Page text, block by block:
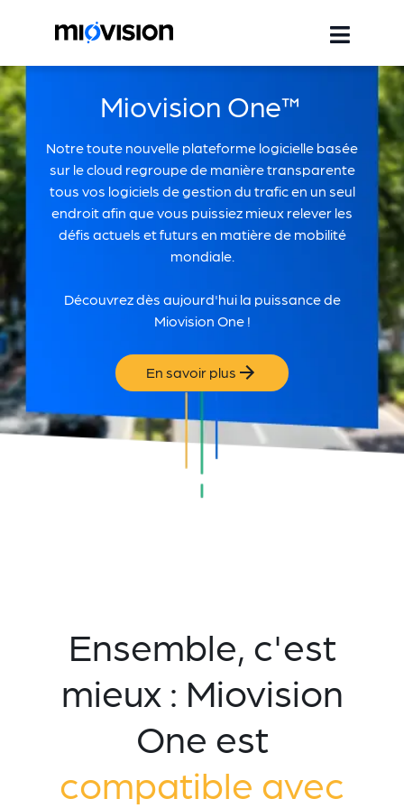
Miovision One™
Notre toute nouvelle plateforme logicielle basée
sur le cloud regroupe de manière transparente
tous vos logiciels de gestion du trafic en un seul
endroit afin que vous puissiez mieux relever les
défis actuels et futurs en matière de mobilité
mondiale.
Découvrez dès aujourd'hui la puissance de
Miovision One !
En savoir plus
Ensemble, c'est
mieux : Miovision
One est
compatible avec